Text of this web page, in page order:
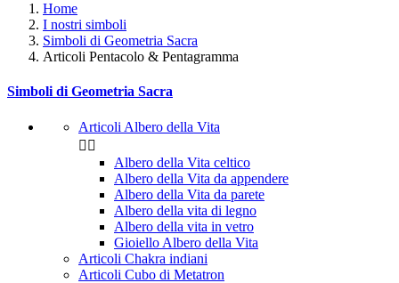
Home
I nostri simboli
Simboli di Geometria Sacra
Articoli Pentacolo & Pentagramma
Simboli di Geometria Sacra
Articoli Albero della Vita
 
Albero della Vita celtico
Albero della Vita da appendere
Albero della Vita da parete
Albero della vita di legno
Albero della vita in vetro
Gioiello Albero della Vita
Articoli Chakra indiani
Articoli Cubo di Metatron